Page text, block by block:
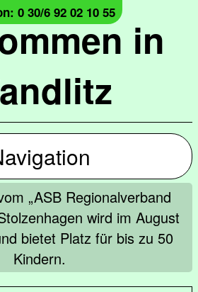
in
0 30/6 92 02 10 55
„ASB Regionalverband
wird im August
bietet Platz für bis zu 50
Kindern.